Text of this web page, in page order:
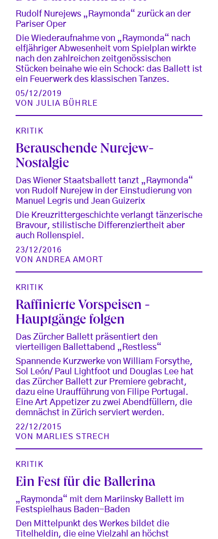
Rudolf Nurejews „Raymonda“ zurück an der
Pariser Oper
Die Wiederaufnahme von „Raymonda“ nach
elfjähriger Abwesenheit vom Spielplan wirkte
nach den zahlreichen zeitgenössischen
Stücken beinahe wie ein Schock: das Ballett ist
ein Feuerwerk des klassischen Tanzes.
05/12/2019
VONJULIA BÜHRLE
KRITIK
Berauschende Nurejew-
Nostalgie
Das Wiener Staatsballett tanzt „Raymonda“
von Rudolf Nurejew in der Einstudierung von
Manuel Legris und Jean Guizerix
Die Kreuzrittergeschichte verlangt tänzerische
Bravour, stilistische Differenziertheit aber
auch Rollenspiel.
23/12/2016
VONANDREA AMORT
KRITIK
Raffinierte Vorspeisen -
Hauptgänge folgen
Das Zürcher Ballett präsentiert den
vierteiligen Ballettabend „Restless“
Spannende Kurzwerke von William Forsythe,
Sol León/ Paul Lightfoot und Douglas Lee hat
das Zürcher Ballett zur Premiere gebracht,
dazu eine Uraufführung von Filipe Portugal.
Eine Art Appetizer zu zwei Abendfüllern, die
demnächst in Zürich serviert werden.
22/12/2015
VON MARLIES STRECH
KRITIK
Ein Fest für die Ballerina
„Raymonda“ mit dem Mariinsky Ballett im
Festspielhaus Baden-Baden
Den Mittelpunkt des Werkes bildet die
Titelheldin, die eine Vielzahl an höchst